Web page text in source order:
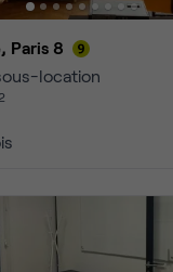
Paris 8
location
2